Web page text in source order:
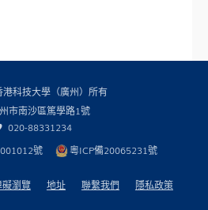
科技大學（廣州）所有
市南沙區篤學路1號
020-88331234
號
粵ICP備20065231號
瀏覽 地址 聯繫我們
隱私政策